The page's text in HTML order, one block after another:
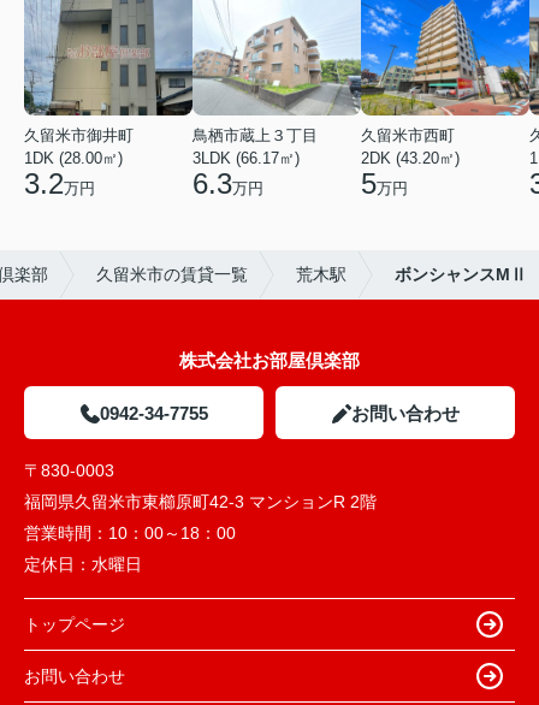
久留米市御井町
1DK (28.00㎡)
3.2万円
鳥栖市蔵上３丁目
3LDK (66.17㎡)
6.3万円
久留米市西町
2DK (43.20㎡)
5万円
楽部 久留米市の賃貸一覧 荒木駅 ボンシャンスMⅡ
株式会社お部屋倶楽部
0942-34-7755 お問い合わせ
〒830-0003
福岡県久留米市東櫛原町42-3 マンションR 2階
営業時間： 10：00～18：00
定休日： 水曜日
トップページ
お問い合わせ